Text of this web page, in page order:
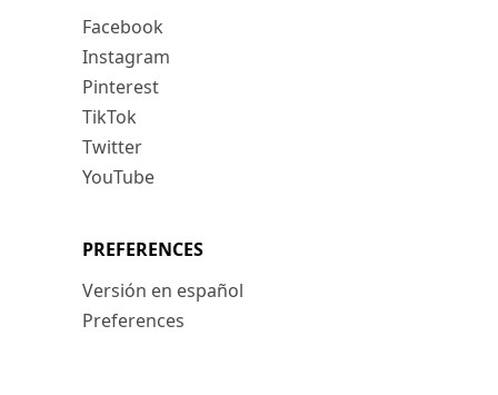
Facebook
Instagram
Pinterest
TikTok
Twitter
YouTube
PREFERENCES
Versión en español
Preferences